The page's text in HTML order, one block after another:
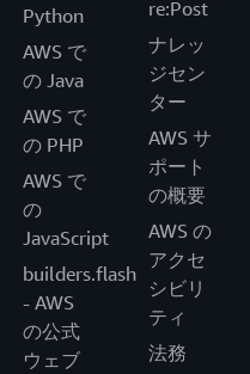
Python
AWS で
の Java
AWS で
の PHP
AWS で
の
JavaScript
builders.flash
- AWS
の公式
ウェブ
re:Post
ナレッ
ジセン
ター
AWS サ
ポート
の概要
AWS の
アクセ
シビリ
ティ
法務